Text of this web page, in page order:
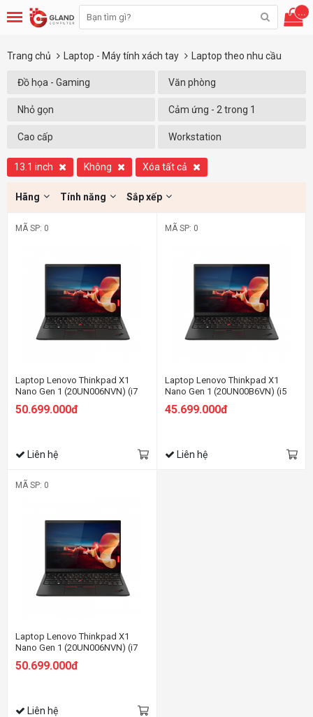
...
Trang chủ Laptop - Máy tính xách tay Laptop theo nhu cầu
Đồ họa - Gaming Văn phòng
Nhỏ gọn Cảm ứng - 2 trong 1
Cao cấp Workstation
13.1 inch Không Xóa tất cả
Hãng Tính năng Sắp xếp
MÃ SP: 0
Laptop Lenovo Thinkpad X1
Nano Gen 1 (20UN006NVN) (i7
2K/Win11 Pro/Đen)
50.699.000đ
Liên hệ
MÃ SP: 0
Laptop Lenovo Thinkpad X1
Nano Gen 1 (20UN00B6VN) (i5
SSD/13 2K/Win11 Pro/Đen)
45.699.000đ
Liên hệ
MÃ SP: 0
Laptop Lenovo Thinkpad X1
Nano Gen 1 (20UN006NVN) (i7
1160G7/16GB RAM/1TB SSD/13
2K/Win11 Pro/Đen)
50.699.000đ
Liên hệ